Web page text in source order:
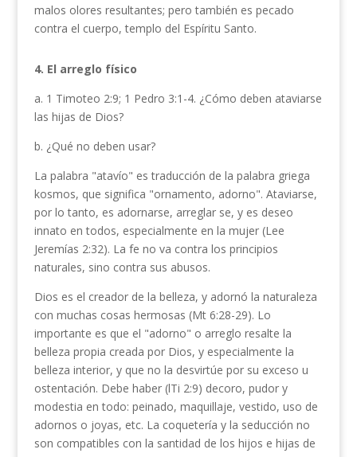
malos olores resultantes; pero también es pecado
contra el cuerpo, templo del Espíritu Santo.
4. El arreglo físico
a. 1 Timoteo 2:9; 1 Pedro 3:1-4. ¿Cómo deben ataviarse
las hijas de Dios?
b. ¿Qué no deben usar?
La palabra "atavío" es traducción de la palabra griega
kosmos, que significa "ornamento, adorno". Ataviarse,
por lo tanto, es adornarse, arreglar­ se, y es deseo
innato en todos, especialmente en la mujer (Lee
Jeremías 2:32). La fe no va contra los principios
naturales, sino contra sus abusos.
Dios es el creador de la belleza, y adornó la naturaleza
con muchas cosas hermosas (Mt 6:28-29). Lo
importante es que el "adorno" o arreglo resalte la
belleza propia creada por Dios, y especialmente la
belleza interior, y que no la desvirtúe por su exceso u
ostentación. Debe haber (lTi 2:9) decoro, pudor y
modestia en todo: peinado, maquillaje, vestido, uso de
adornos o joyas, etc. La coquetería y la seducción no
son compatibles con la santidad de los hijos e hijas de